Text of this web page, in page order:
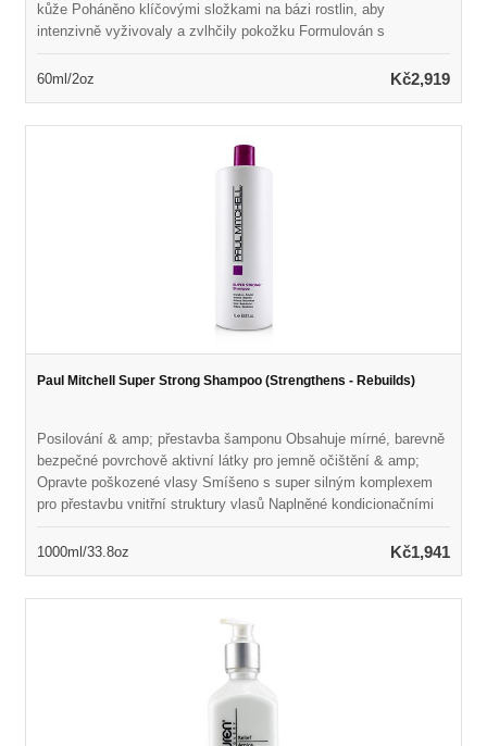
kůže Poháněno klíčovými složkami na bázi rostlin, aby
intenzivně vyživovaly a zvlhčily pokožku Formulován s
medového a pomerančového květu přirozeného původu Odhalí
60ml/2oz Kč2,919
Paul Mitchell Super Strong Shampoo (Strengthens - Rebuilds)
Posilování & amp; přestavba šamponu Obsahuje mírné, barevně
bezpečné povrchově aktivní látky pro jemně očištění & amp;
Opravte poškozené vlasy Smíšeno s super silným komplexem
pro přestavbu vnitřní struktury vlasů Naplněné kondicionačními
zároveň zabraňuje poškození každodenními příčinami Zvyšuje
1000ml/33.8oz Kč1,941